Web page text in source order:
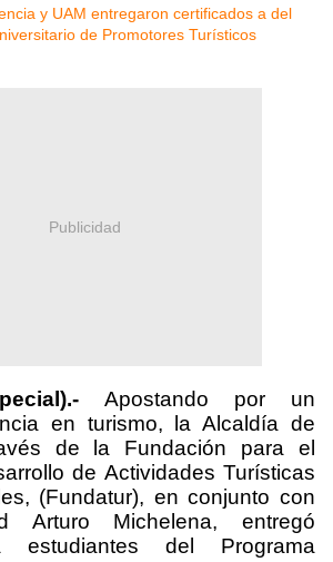
Publicidad
Apostando por un
en turismo, la Alcaldía de
de la Fundación para el
de Actividades Turísticas
(Fundatur), en conjunto con
Arturo Michelena, entregó
estudiantes del Programa